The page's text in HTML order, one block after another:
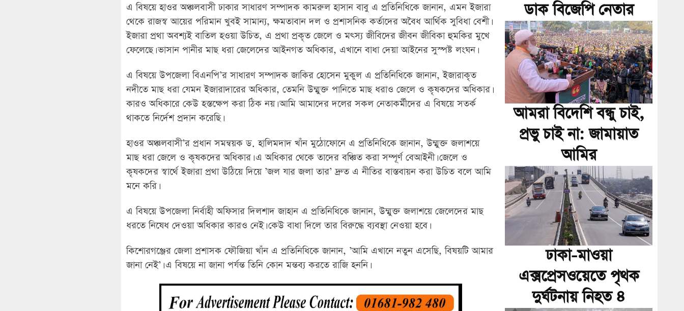
এ বিষয়ে হাওর অঞ্চলবাসী ঢাকার সাধারণ সম্পাদক কামরুল হাসান বাবু এ প্রতিনিধিকে জানান, এমন ইজারা
থেকে রাজস্ব আয়ের পরিমান খুবই সামান্য, ক্ষমতাবান দল ও প্রশাসনিক কর্তাদের অবৈধ আর্থিক সুবিধা বেশী।
ইজারা প্রথা অবশ্যই বাতিল হওয়া উচিত, এ প্রথা প্রকৃত জেলে ও মৎস্য জীবিদের জীবন জীবিকা হুমকির মুখে
ফেলেছে। ভাসান পানীর মাছ ধরা জেলেদের আইনগত অধিকার, এখানে বাধা দেয়া আইনের সুস্পষ্ট লংঘন।
এ বিষয়ে উপজেলা বিএনপি’র সাধারণ সম্পাদক জাকির হোসেন মুকুল এ প্রতিনিধিকে জানান, ইজারাকৃত
নদীতে মাছ ধরা যেমন ইজারাদারের অধিকার, তেমনি উম্মুক্ত পানিতে মাছ ধরাও জেলে ও কৃষকদের অধিকার।
কারও অধিকারে কেউ হস্তক্ষেপ করা ঠিক নয়। আমি আমাদের দলের সকল নেতাকর্মীদের এ বিষয়ে সতর্ক
থাকতে নির্দেশ প্রদান করেছি।
হাওর অঞ্চলবাসী’র প্রধান সমন্বয়ক ড. হালিমদাদ খাঁন মুঠোফোনে এ প্রতিনিধিকে জানান, উম্মুক্ত জলাশয়ে
মাছ ধরা জেলে ও কৃষকদের অধিকার। এ অধিকার থেকে তাদের বঞ্চিত করা সম্পূর্ণ বেআইনী। জেলে ও
কৃষকদের স্বার্থে ইজারা প্রথা উঠিয়ে দিয়ে ’জল যার জলা তার’ দ্রুত এ নীতির বাস্তবায়ন করা উচিত বলে আমি
মনে করি।
এ বিষয়ে উপজেলা নির্বাহী অফিসার দিলশাদ জাহান এ প্রতিনিধিকে জানান, উম্মুক্ত জলাশয়ে জেলেদের মাছ
ধরতে নিষেধ দেওয়া অধিকার কারও নেই। কেউ বাধা দিলে তার বিরুদ্ধে ব্যবস্থা নেওয়া হবে।
কিশোরগঞ্জের জেলা প্রশাসক ফৌজিয়া খাঁন এ প্রতিনিধিকে জানান, ’আমি এখানে নতুন এসেছি, বিষয়টি আমার
জানা নেই’। এ বিষয়ে না জানা পর্যন্ত তিনি কোন মন্তব্য করতে রাজি হননি।
ডাক বিজেপি নেতার
আমরা বিদেশি বন্ধু চাই,
প্রভু চাই না: জামায়াত
আমির
ঢাকা-মাওয়া
এক্সপ্রেসওয়েতে পৃথক
দুর্ঘটনায় নিহত ৪